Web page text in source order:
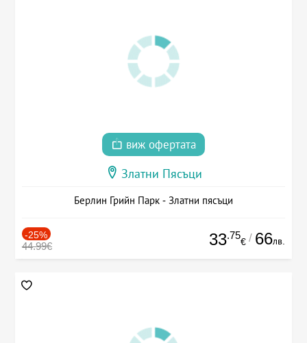
виж офертата
Златни Пясъци
Берлин Грийн Парк - Златни пясъци
-25%
44.99€ 33.75
€ / 66лв.